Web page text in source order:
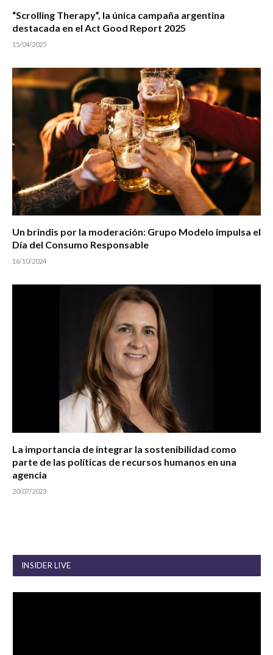
“Scrolling Therapy”, la única campaña argentina
destacada en el Act Good Report 2025
15/04/2025
Un brindis por la moderación: Grupo Modelo impulsa el
Día del Consumo Responsable
16/10/2024
La importancia de integrar la sostenibilidad como
parte de las políticas de recursos humanos en una
agencia
20/07/2023
INSIDER LIVE